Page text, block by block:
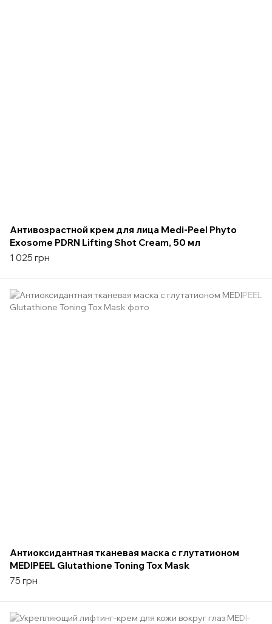
Антивозрастной крем для лица Medi-Peel Phyto
Exosome PDRN Lifting Shot Cream, 50 мл
1 025 грн
Антиоксидантная тканевая маска с глутатионом
MEDIPEEL Glutathione Toning Tox Mask
75 грн